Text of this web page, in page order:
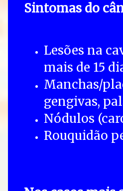
Sintomas do
Lesões na
mais de 15
Manchas/
gengivas,
Nódulos
Rouquidão